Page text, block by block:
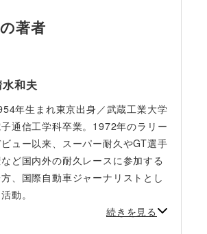
著者
和夫
年生まれ東京出身／武蔵工業大学
通信工学科卒業。1972年のラリー
ュー以来、スーパー耐久やGT選手
ど国内外の耐久レースに参加する
、国際自動車ジャーナリストとし
動。
続きを見る